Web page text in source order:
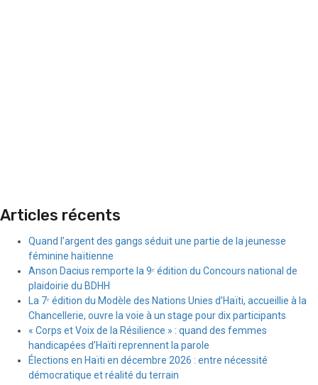
Articles récents
Quand l’argent des gangs séduit une partie de la jeunesse
féminine haïtienne
Anson Dacius remporte la 9ᵉ édition du Concours national de
plaidoirie du BDHH
La 7ᵉ édition du Modèle des Nations Unies d’Haïti, accueillie à la
Chancellerie, ouvre la voie à un stage pour dix participants
« Corps et Voix de la Résilience » : quand des femmes
handicapées d’Haïti reprennent la parole
Élections en Haïti en décembre 2026 : entre nécessité
démocratique et réalité du terrain